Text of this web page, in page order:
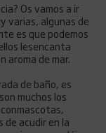
Os vamos a ir
varias, algunas de
es que podemos
lesencanta
aroma de mar.
de baño, es
muchos los
de acudir en la